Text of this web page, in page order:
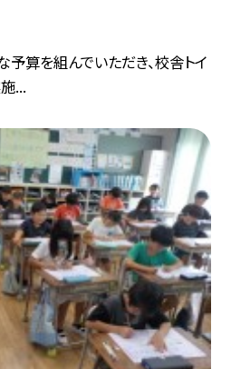
算を組んでいただき、校舎トイ
...